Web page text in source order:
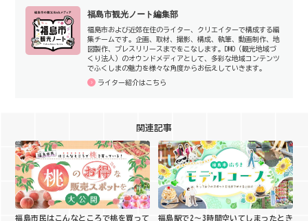
福島市観光ノート編集部
福島市および近郊在住のライター、クリエイターで構成する編
集チームです。企画、取材、撮影、構成、執筆、動画制作、地
図製作、プレスリリースまでをこなします。DMO（観光地域づ
くり法人）のオウンドメディアとして、多彩な地域コンテンツ
でふくしまの魅力を様々な角度からお伝えしていきます。
ライター紹介はこちら
関連記事
福島市民はこんなところで桃を買って
福島駅で2〜3時間空いてしまったとき